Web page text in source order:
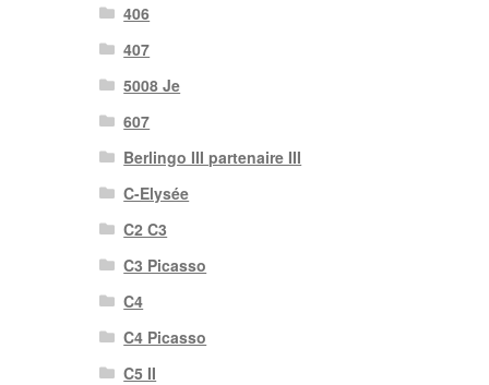
406
407
5008 Je
607
Berlingo III partenaire III
C-Elysée
C2 C3
C3 Picasso
C4
C4 Picasso
C5 II